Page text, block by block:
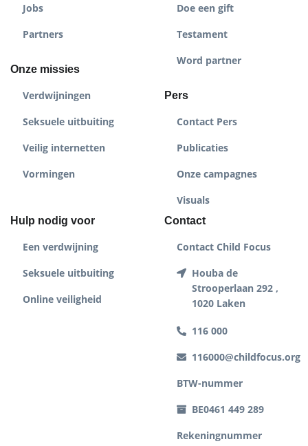
Jobs
Partners
Onze missies
Verdwijningen
Seksuele uitbuiting
Veilig internetten
Vormingen
Doe een gift
Testament
Word partner
Pers
Contact Pers
Publicaties
Onze campagnes
Visuals
Hulp nodig voor
Een verdwijning
Seksuele uitbuiting
Online veiligheid
Contact
Contact Child Focus
Houba de
Strooperlaan 292 ,
1020 Laken
116 000
116000@childfocus.org
BTW-nummer
BE0461 449 289
Rekeningnummer